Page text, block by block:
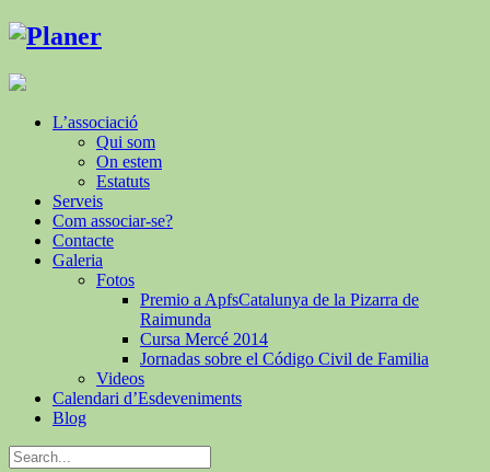
L’associació
Qui som
On estem
Estatuts
Serveis
Com associar-se?
Contacte
Galeria
Fotos
Premio a ApfsCatalunya de la Pizarra de
Raimunda
Cursa Mercé 2014
Jornadas sobre el Código Civil de Familia
Videos
Calendari d’Esdeveniments
Blog